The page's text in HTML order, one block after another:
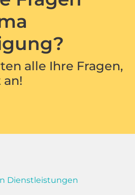
alle Ihre Fragen,
an!
Dienstleistungen